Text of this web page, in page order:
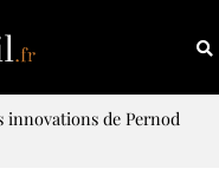
innovations de Pernod